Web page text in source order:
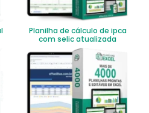
Planilha de cálculo de ipca
com selic atualizada